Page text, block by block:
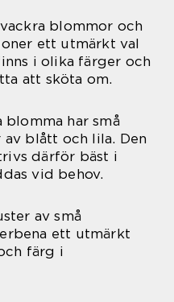
blommor och
ett utmärkt val
i olika färger och
att sköta om.
blomma har små
blått och lila. Den
därför bäst i
vid behov.
av små
ett utmärkt
färg i